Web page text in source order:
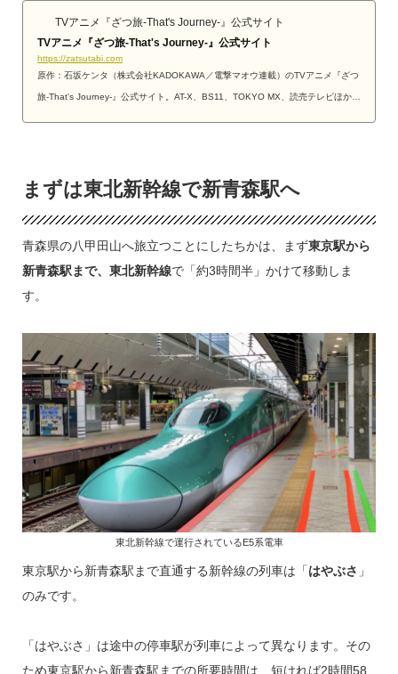
ざつ旅第2旅「伊達じゃない！ きときとふたり旅」📝あらす
じ 🖼場面写真 公開！またしてもネームがボツになったちか
は、悪循環を断ち切るために再び旅に出...
TVアニメ『ざつ旅-That's Journey-』公式サイト
TVアニメ『ざつ旅-That's Journey-』公式サイト
https://zatsutabi.com
原作：石坂ケンタ（株式会社KADOKAWA／電撃マオウ連載）のTVアニメ『ざつ
旅-That's Journey-』公式サイト。AT-X、BS11、TOKYO MX、読売テレビほかに
まずは東北新幹線で新青森駅へ
青森県の八甲田山へ旅立つことにしたちかは、まず東京駅から
新青森駅まで、東北新幹線で「約3時間半」かけて移動しま
す。
東北新幹線で運行されているE5系電車
東京駅から新青森駅まで直通する新幹線の列車は「はやぶさ 」
のみです。
「はやぶさ」は途中の停車駅が列車によって異なります。その
ため東京駅から新青森駅までの所要時間は、短ければ2時間58